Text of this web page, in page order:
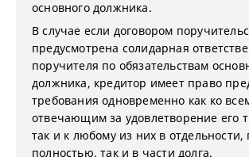
основного должника.
В случае если договором
предусмотрена солидарная
поручителя по обязательствам
должника, кредитор имеет право
требования одновременно как ко
отвечающим за удовлетворение его
так и к любому из них в
полностью, так и в части долга.